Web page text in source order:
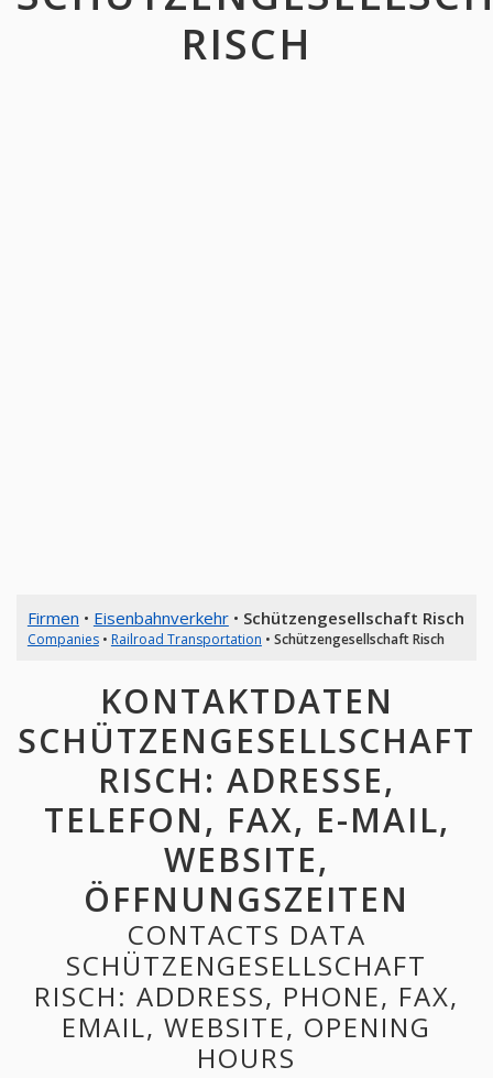
RISCH
Firmen • Eisenbahnverkehr• Schützengesellschaft Risch
Companies• Railroad Transportation • Schützengesellschaft Risch
KONTAKTDATEN
SCHÜTZENGESELLSCHAFT
RISCH: ADRESSE,
TELEFON, FAX, E-MAIL,
WEBSITE,
ÖFFNUNGSZEITEN
CONTACTS DATA
SCHÜTZENGESELLSCHAFT
RISCH: ADDRESS, PHONE, FAX,
EMAIL, WEBSITE, OPENING
HOURS